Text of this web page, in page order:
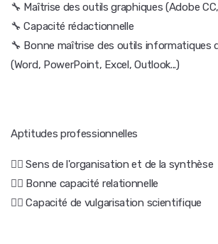
🔧 Maîtrise des outils graphiques (Adobe
🔧 Capacité rédactionnelle
🔧 Bonne maîtrise des outils informatiques
(Word, PowerPoint, Excel, Outlook...)
Aptitudes professionnelles
🤸‍♀️ Sens de l'organisation et de la synthèse
🤸‍♀️ Bonne capacité relationnelle
🤸‍♀️ Capacité de vulgarisation scientifique